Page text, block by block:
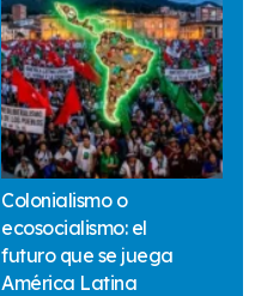
Colonialismo o
ecosocialismo: el
futuro que se juega
América Latina